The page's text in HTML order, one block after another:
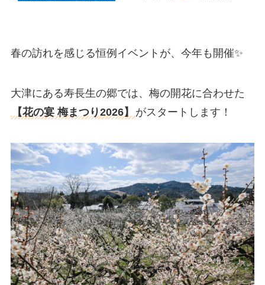
春の訪れを感じる恒例イベントが、今年も開催✨
大津にある寿長生の郷では、梅の開花に合わせた
【花の宴 梅まつり2026】
がスタートします！